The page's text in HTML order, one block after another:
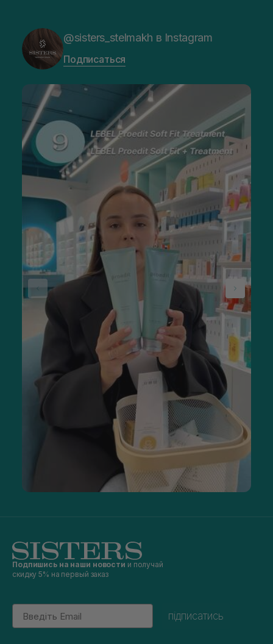
@sisters_stelmakh в Instagram
Подписаться
Подпишись на наши новости и получай
скидку 5% на первый заказ
Email
підписатись